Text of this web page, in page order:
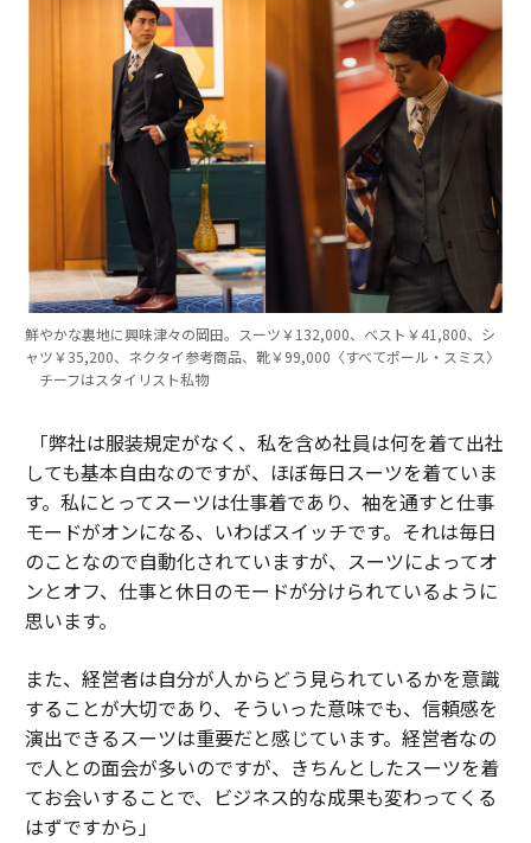
鮮やかな裏地に興味津々の岡田。スーツ￥132,000、ベスト￥41,800、シ
ャツ￥35,200、ネクタイ参考商品、靴￥99,000〈すべてポール・スミス〉
チーフはスタイリスト私物
「弊社は服装規定がなく、私を含め社員は何を着て出社
しても基本自由なのですが、ほぼ毎日スーツを着ていま
す。私にとってスーツは仕事着であり、袖を通すと仕事
モードがオンになる、いわばスイッチです。それは毎日
のことなので自動化されていますが、スーツによってオ
ンとオフ、仕事と休日のモードが分けられているように
思います。
また、経営者は自分が人からどう見られているかを意識
することが大切であり、そういった意味でも、信頼感を
演出できるスーツは重要だと感じています。経営者なの
で人との面会が多いのですが、きちんとしたスーツを着
てお会いすることで、ビジネス的な成果も変わってくる
はずですから」